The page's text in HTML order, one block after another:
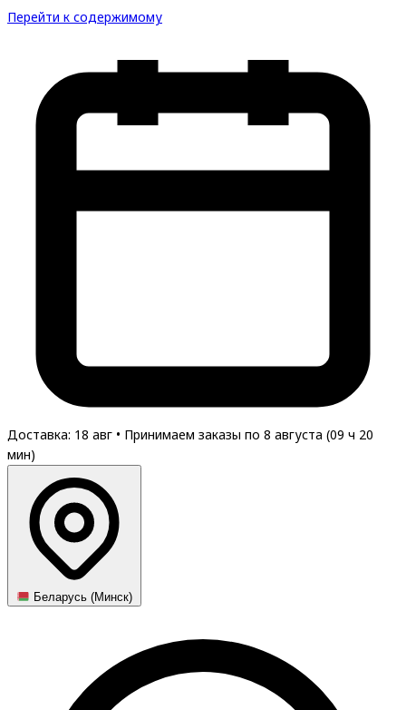
Перейти к содержимому
Доставка: 18 авг • Принимаем заказы по 8 августа (09 ч 20
мин)
Беларусь (Минск)